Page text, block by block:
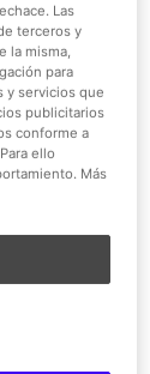
Madrid,
y jóvenes.
en 4
y
más
disfrutar
Las
terceros y
la misma,
para
y servicios que
publicitarios
conforme a
ello
Más